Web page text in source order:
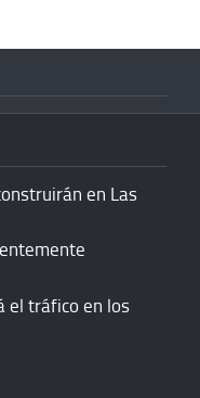
en Las
el tráfico en los